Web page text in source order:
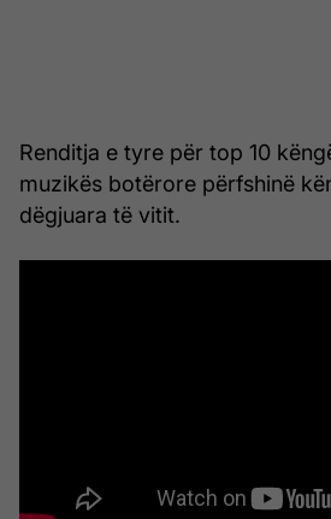
Renditja e tyre për top 10
muzikës botërore përfshinë
dëgjuara të vitit.